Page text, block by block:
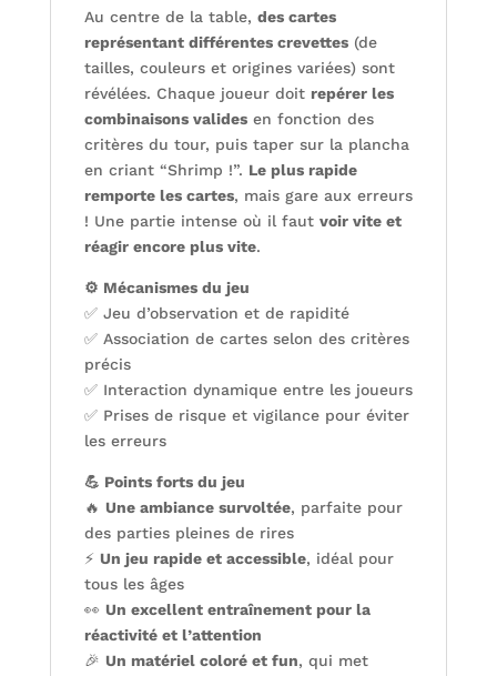
Au centre de la table, des cartes
représentant différentes crevettes(de
tailles, couleurs et origines variées) sont
révélées. Chaque joueur doit repérer les
combinaisons validesen fonction des
critères du tour, puis taper sur la plancha
en criant “Shrimp !”. Le plus rapide
remporte les cartes, mais gare aux erreurs
! Une partie intense où il faut voir vite et
réagir encore plus vite.
⚙️ Mécanismes du jeu
✅ Jeu d’observation et de rapidité
✅ Association de cartes selon des critères
précis
✅ Interaction dynamique entre les joueurs
✅ Prises de risque et vigilance pour éviter
les erreurs
💪 Points forts du jeu
🔥 Une ambiance survoltée, parfaite pour
des parties pleines de rires
⚡ Un jeu rapide et accessible, idéal pour
tous les âges
👀 Un excellent entraînement pour la
réactivité et l’attention
🎉 Un matériel coloré et fun, qui met